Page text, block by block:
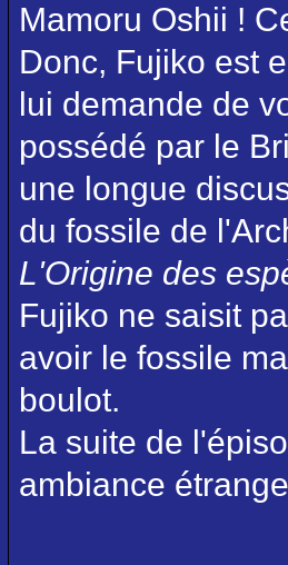
Mamoru Oshii !
Donc, Fujiko est
lui demande de
possédé par le
une longue
du fossile de
L'Origine des
Fujiko ne saisit
avoir le fossile
boulot.
La suite de
ambiance